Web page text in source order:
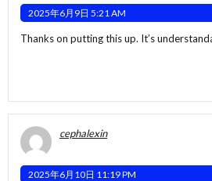
2025年6月9日 5:21 AM
Thanks on putting this up. It’s
cephalexin
2025年6月10日 11:19 PM